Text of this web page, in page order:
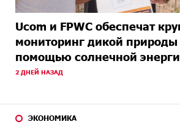
Ucom и FPWC обеспечат
мониторинг дикой
помощью солнечной
2 ДНЕЙ НАЗАД
ЭКОНОМИКА